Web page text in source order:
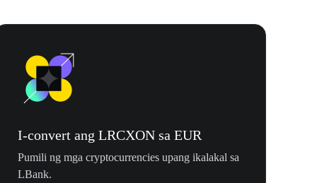
I-convert ang LRCXON sa EUR
Pumili ng mga cryptocurrencies upang ikalakal sa
LBank.